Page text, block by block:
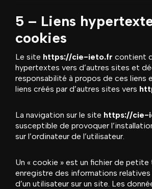
5 – Liens
cookies
Le site https://cie-ieto.fr contient
hypertextes vers d’autres sites et
responsabilité à propos de ces liens
liens créés par d’autres sites vers
La navigation sur le site https://cie-
susceptible de provoquer
sur l’ordinateur de l’utilisateur.
Un « cookie » est un fichier de petite
enregistre des informations relatives
d’un utilisateur sur un site. Les